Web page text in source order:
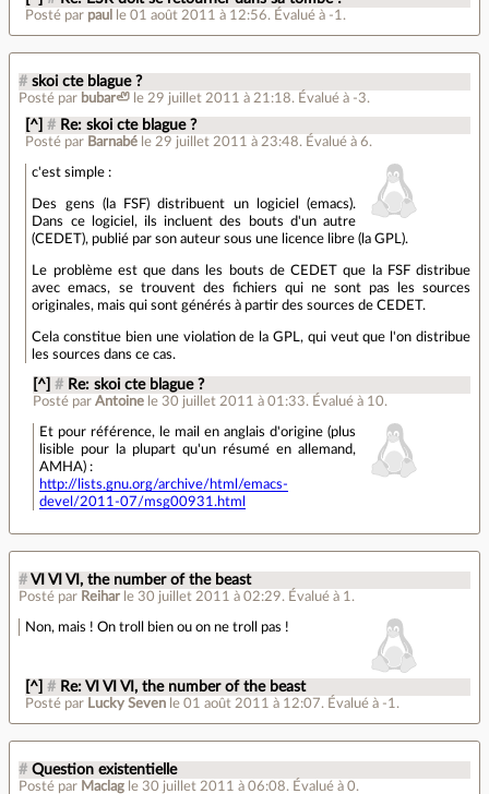
Posté par paul le 01 août 2011 à 12:56. Évalué à -1 .
# skoi cte blague ?
Posté par bubar🦥 le 29 juillet 2011 à 21:18. Évalué à -3.
[^] # Re: skoi cte blague ?
Posté par Barnabé le 29 juillet 2011 à 23:48. Évalué à6.
c'est simple :
Des gens (la FSF) distribuent un logiciel (emacs).
Dans ce logiciel, ils incluent des bouts d'un autre
(CEDET), publié par son auteur sous une licence libre (la GPL).
Le problème est que dans les bouts de CEDET que la FSF distribue
avec emacs, se trouvent des fichiers qui ne sont pas les sources
originales, mais qui sont générés à partir des sources de CEDET.
Cela constitue bien une violation de la GPL, qui veut que l'on distribue
les sources dans ce cas.
[^] # Re: skoi cte blague ?
Posté par Antoine le 30 juillet 2011 à 01:33. Évalué à 10.
Et pour référence, le mail en anglais d'origine (plus
lisible pour la plupart qu'un résumé en allemand,
AMHA) :
http://lists.gnu.org/archive/html/emacs-
devel/2011-07/msg00931.html
# VI VI VI, the number of the beast
Posté par Reihar le 30 juillet 2011 à 02:29. Évalué à 1 .
Non, mais ! On troll bien ou on ne troll pas !
[^] # Re: VI VI VI, the number of the beast
Posté par Lucky Seven le 01 août 2011 à 12:07. Évalué à -1 .
# Question existentielle
Posté par Maclag le 30 juillet 2011 à 06:08. Évalué à 0.